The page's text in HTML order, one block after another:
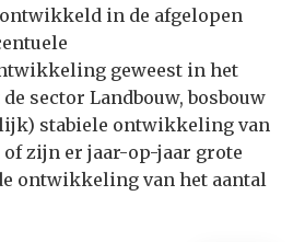
in de afgelopen
geweest in het
sector Landbouw, bosbouw
stabiele ontwikkeling van
zijn er jaar-op-jaar grote
ontwikkeling van het aantal